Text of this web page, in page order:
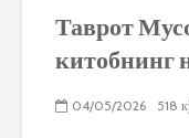
Таврот
китобнинг
04/05/2026 518